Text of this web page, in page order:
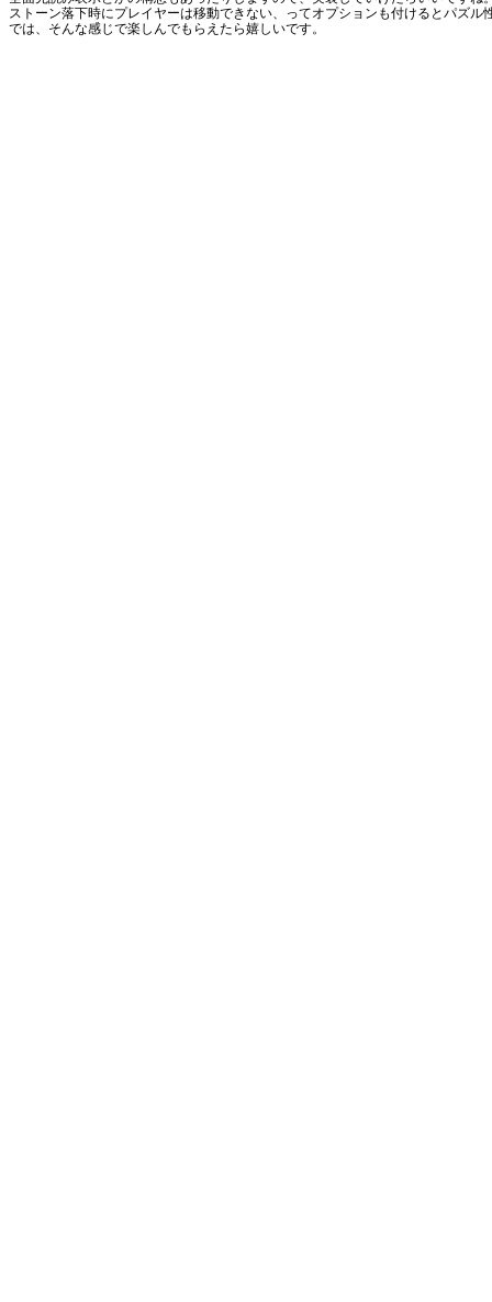
ストーン落下時にプレイヤーは移動できない、ってオプションも付けるとパズル
では、そんな感じで楽しんでもらえたら嬉しいです。